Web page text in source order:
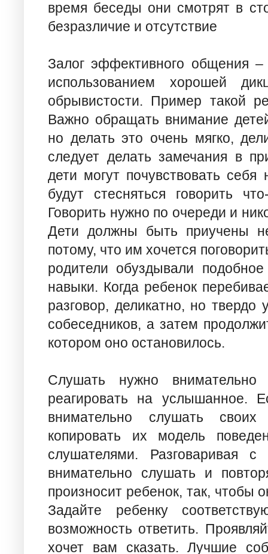
время беседы они смотрят в
безразличие и отсутствие
Залог эффективного общения
использованием хорошей
обрывистости. Пример такой
Важно обращать внимание
но делать это очень мягко,
следует делать замечания в
дети могут почувствовать
будут стесняться говорить
Говорить нужно по очереди и
Дети должны быть приучены
потому, что им хочется
родители обуздывали
навыки. Когда ребенок
разговор, деликатно, но твердо
собеседников, а затем
котором оно остановилось.
Слушать нужно
реагировать на услышанное.
внимательно слушать своих
копировать их модель
слушателями. Разговаривая
внимательно слушать и
произносит ребенок, так, чтобы
Задайте ребенку
возможность ответить.
хочет вам сказать. Лучшие